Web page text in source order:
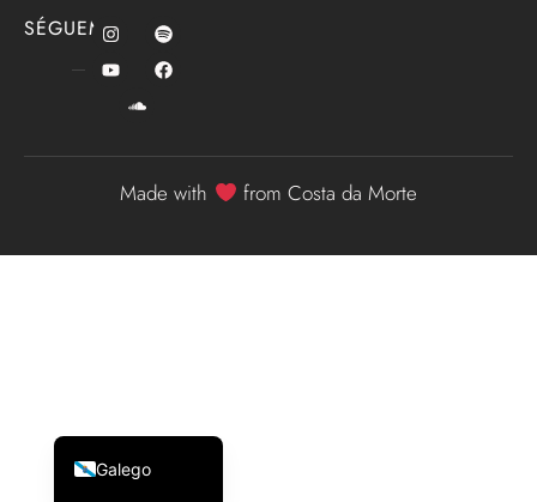
SÉGUEME
Made with from Costa da Morte
Galego